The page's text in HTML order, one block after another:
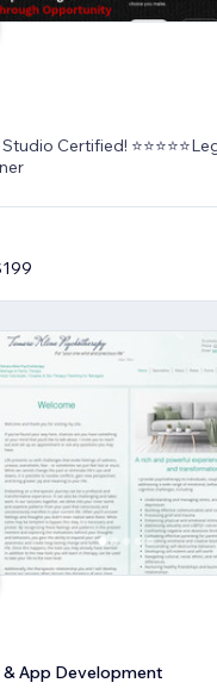
⭐⭐⭐⭐⭐Legendary Wix
& App Development